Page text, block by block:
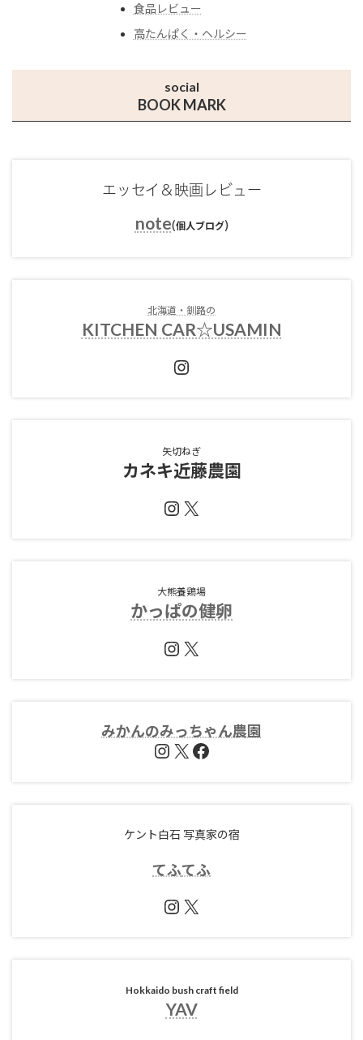
食品レビュー
高たんぱく・ヘルシー
social
BOOK MARK
エッセイ＆映画レビュー
note(個人ブログ)
北海道・釧路の
KITCHEN CAR☆USAMIN
Instagram
矢切ねぎ
カネキ近藤農園
Instagram
X
大熊養鶏場
かっぱの健卵
Instagram
X
みかんのみっちゃん農園
Instagram
X Facebook
ケント白石 写真家の宿
てふてふ
Instagram
X
Hokkaido bush craft field
YAV